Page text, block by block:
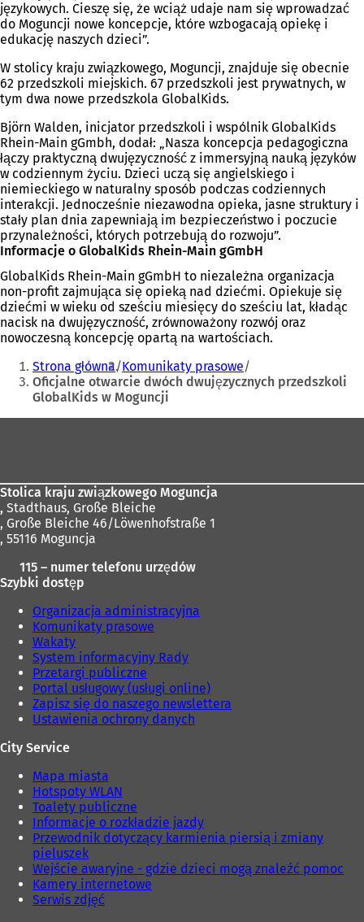
językowych. Cieszę się, że wciąż udaje nam się wprowadzać
do Moguncji nowe koncepcje, które wzbogacają opiekę i
edukację naszych dzieci”.
W stolicy kraju związkowego, Moguncji, znajduje się obecnie
62 przedszkoli miejskich. 67 przedszkoli jest prywatnych, w
tym dwa nowe przedszkola GlobalKids.
Björn Walden, inicjator przedszkoli i wspólnik GlobalKids
Rhein-Main gGmbh, dodał: „Nasza koncepcja pedagogiczna
łączy praktyczną dwujęzyczność z immersyjną nauką języków
w codziennym życiu. Dzieci uczą się angielskiego i
niemieckiego w naturalny sposób podczas codziennych
interakcji. Jednocześnie niezawodna opieka, jasne struktury i
stały plan dnia zapewniają im bezpieczeństwo i poczucie
przynależności, których potrzebują do rozwoju”.
Informacje o GlobalKids Rhein-Main gGmbH
GlobalKids Rhein-Main gGmbH to niezależna organizacja
non-profit zajmująca się opieką nad dziećmi. Opiekuje się
dziećmi w wieku od sześciu miesięcy do sześciu lat, kładąc
nacisk na dwujęzyczność, zrównoważony rozwój oraz
nowoczesną koncepcję opartą na wartościach.
Jesteś
tutaj:
Strona główna Komunikaty prasowe
Oficjalne otwarcie dwóch dwujęzycznych przedszkoli
GlobalKids w Moguncji
Stolica kraju związkowego Moguncja
, Stadthaus, Große Bleiche
, Große Bleiche 46/Löwenhofstraße 1
, 55116 Moguncja
115 – numer telefonu urzędów
Szybki dostęp
Organizacja administracyjna
Komunikaty prasowe
Wakaty
System informacyjny Rady
Przetargi publiczne
Portal usługowy (usługi online)
Zapisz się do naszego newslettera
Ustawienia ochrony danych
City Service
Mapa miasta
Hotspoty WLAN
Toalety publiczne
Informacje o rozkładzie jazdy
Przewodnik dotyczący karmienia piersią i zmiany
pieluszek
Wejście awaryjne - gdzie dzieci mogą znaleźć pomoc
Kamery internetowe
Serwis zdjęć